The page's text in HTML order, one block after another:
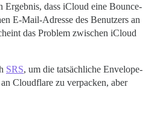
Ergebnis, dass iCloud eine Bounce-
E-Mail-Adresse des Benutzers an
das Problem zwischen iCloud
SRS, um die tatsächliche Envelope-
Cloudflare zu verpacken, aber